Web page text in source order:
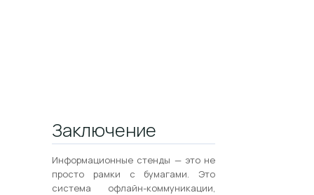
Заключение
Информационные стенды — это не
просто рамки с бумагами. Это
система офлайн-коммуникации,